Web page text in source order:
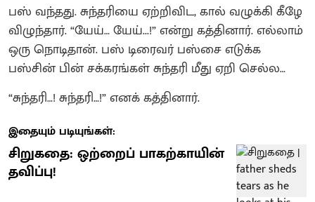
பஸ் வந்தது. சுந்தரியை ஏற்றிவிட, கால் வழுக்கி கீழே
விழுந்தார். “யேய்… யேய்...!” என்று கத்தினார். எல்லாம்
ஒரு நொடிதான். பஸ் டிரைவர் பஸ்சை எடுக்க
பஸ்சின் பின் சக்கரங்கள் சுந்தரி மீது ஏறி செல்ல…
“சுந்தரி…! சுந்தரி…!” எனக் கத்தினார்.
இதையும் படியுங்கள்:
சிறுகதை: ஒற்றைப் பாகற்காயின்
தவிப்பு!